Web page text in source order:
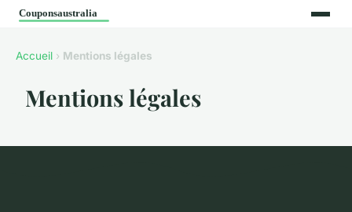
Accueil › Mentions légales
Mentions légales